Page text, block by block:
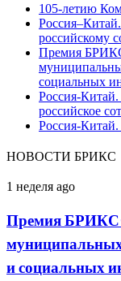
105-летию
российскому
Премия
социальных
Россия-
российское
Россия-
НОВОСТИ БРИКС
Премия
Премия
в
поддержку
муниципальных
1 неделя ago
Премия
и социальных